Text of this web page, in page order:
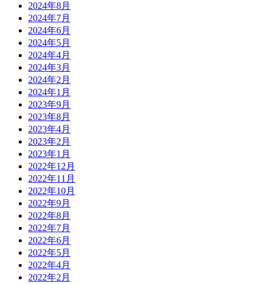
2024年8月
2024年7月
2024年6月
2024年5月
2024年4月
2024年3月
2024年2月
2024年1月
2023年9月
2023年8月
2023年4月
2023年2月
2023年1月
2022年12月
2022年11月
2022年10月
2022年9月
2022年8月
2022年7月
2022年6月
2022年5月
2022年4月
2022年2月